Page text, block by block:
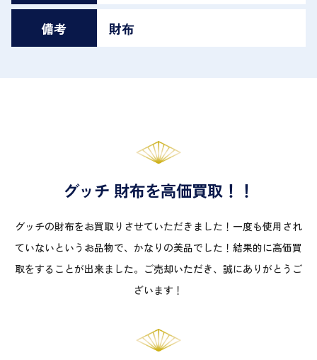
備考 財布
グッチ 財布を高価買取！！
グッチの財布をお買取りさせていただきました！一度も使用され
ていないというお品物で、かなりの美品でした！結果的に高価買
取をすることが出来ました。ご売却いただき、誠にありがとうご
ざいます！